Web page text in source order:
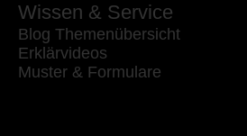
Wissen & Service
Blog Themenübersicht
Erklärvideos
Muster & Formulare